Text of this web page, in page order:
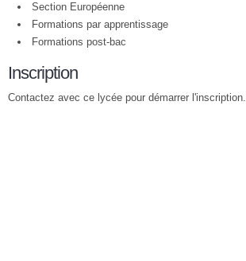
Section Européenne
Formations par apprentissage
Formations post-bac
Inscription
Contactez avec ce lycée pour démarrer l'inscription.